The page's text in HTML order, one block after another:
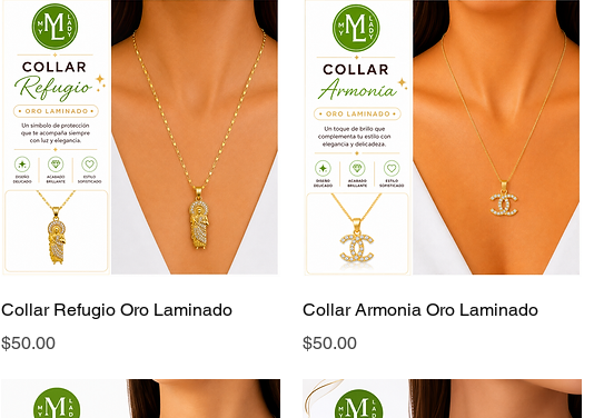
Collar Refugio Oro Laminado
Precio
$50.00
Collar Armonia Oro Laminado
Precio
$50.00